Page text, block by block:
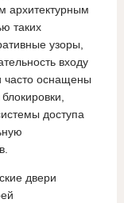
архитектурным
таких
узоры,
входу
часто оснащены
доступа
двери